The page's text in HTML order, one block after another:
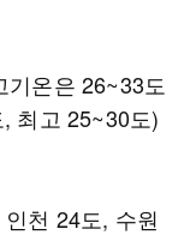
온은 26~33도
최고 25~30도)
천 24도, 수원